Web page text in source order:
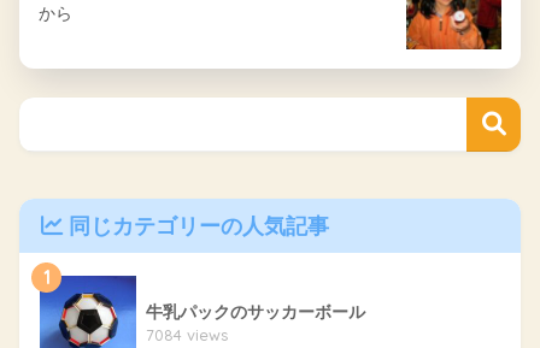
から
同じカテゴリーの人気記事
1
牛乳パックのサッカーボール
7084 views